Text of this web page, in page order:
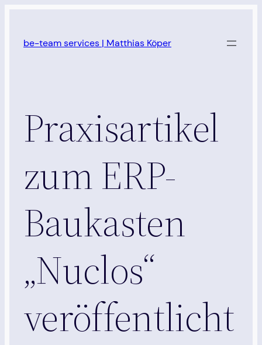
springen
be-team services | Matthias Köper
Praxisartikel
zum ERP-
Baukasten
„Nuclos“
veröffentlicht